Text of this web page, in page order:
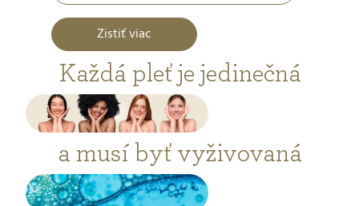
Zistiť viac
Každá pleť je jedinečná
a musí byť vyživovaná